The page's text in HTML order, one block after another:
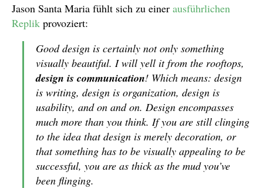
Jason Santa Maria fühlt sich zu einer ausführlichen
Replik provoziert:
Good design is certainly notonly something
visually beautiful. I will yell it from the rooftops,
design is communication! Which means: design
is writing, design is organization, design is
usability, and on and on. Design encompasses
much more than you think. If you are still clinging
to the idea that design is merely decoration, or
that something has to be visually appealing to be
successful, you are as thick as the mud you’ve
been flinging.